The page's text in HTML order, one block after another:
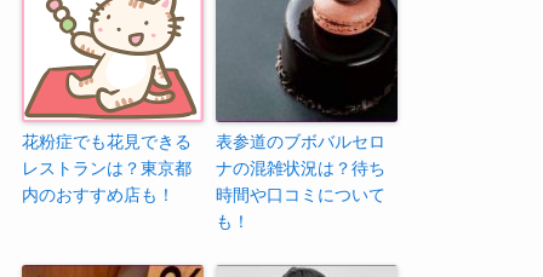
花粉症でも花見できる
レストランは？東京都
内のおすすめ店も！
表参道のブボバルセロ
ナの混雑状況は？待ち
時間や口コミについて
も！